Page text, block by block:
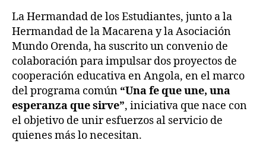
La Hermandad de los Estudiantes, junto a la
Hermandad de la Macarena y la Asociación
Mundo Orenda, ha suscrito un convenio de
colaboración para impulsar dos proyectos de
cooperación educativa en Angola, en el marco
del programa común “Una fe que une, una
esperanza que sirve”, iniciativa que nace con
el objetivo de unir esfuerzos al servicio de
quienes más lo necesitan.